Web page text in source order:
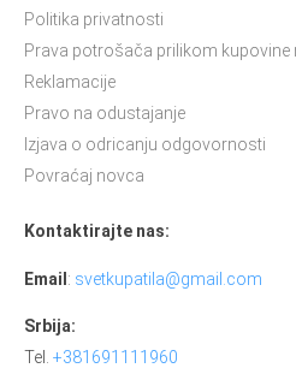
Politika privatnosti
Prava potrošača prilikom kupovine
Reklamacije
Pravo na odustajanje
Izjava o odricanju odgovornosti
Povraćaj novca
Kontaktirajte nas:
Email : svetkupatila@gmail.com
Srbija:
Tel. +381691111960